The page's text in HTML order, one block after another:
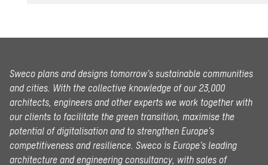
Sweco plans and designs tomorrow’s sustainable communities
and cities. With the collective knowledge of our 23,000
architects, engineers and other experts we work together with
our clients to facilitate the green transition, maximise the
potential of digitalisation and to strengthen Europe’s
competitiveness and resilience. Sweco is Europe’s leading
architecture and engineering consultancy, with sales of